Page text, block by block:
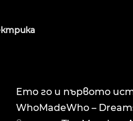
Ето го и първото
WhoMadeWho –